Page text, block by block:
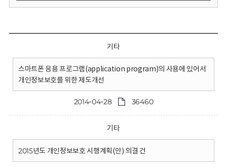
기타
스마트폰 응용 프로그램(application program)의 사용에 있어서
개인정보보호를 위한 제도개선
2014-04-28 36460
기타
2015년도 개인정보보호 시행계획(안) 의결 건